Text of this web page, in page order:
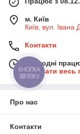
м. Київ
Київ, вул. Івана
Контакти
Сьогодні
Показати весь
Про нас
Контакти
КНОПКА
ЗВ'ЯЗКУ